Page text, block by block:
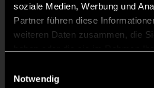
soziale Medien, Werbung und
Partner führen diese
weiteren Daten zusammen, die
Notwendig
TOR 0:6,
24' ANPFIFF 3.